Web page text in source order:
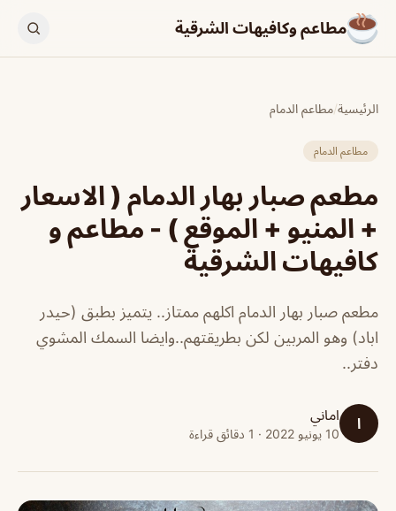
مطاعم وكافيهات الشرقية
الرئيسية/مطاعم الدمام
مطاعم الدمام
مطعم صبار بهار الدمام ( الاسعار
+ المنيو + الموقع ) - مطاعم و
كافيهات الشرقية
مطعم صبار بهار الدمام اكلهم ممتاز.. يتميز بطبق (حيدر
اباد) وهو المربين لكن بطريقتهم..وايضا السمك المشوي
دفتر..
ا اماني
10 يونيو 2022 · 1 دقائق قراءة